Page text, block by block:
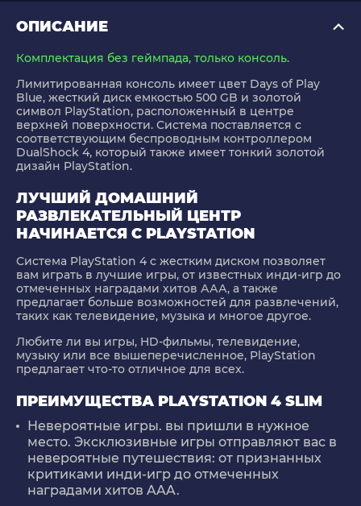
ОПИСАНИЕ
Комплектация без геймпада, только консоль.
Лимитированная консоль имеет цвет Days of Play
Blue, жесткий диск емкостью 500 GB и золотой
символ PlayStation, расположенный в центре
верхней поверхности. Система поставляется с
соответствующим беспроводным контроллером
DualShock 4, который также имеет тонкий золотой
дизайн PlayStation.
ЛУЧШИЙ ДОМАШНИЙ
РАЗВЛЕКАТЕЛЬНЫЙ ЦЕНТР
НАЧИНАЕТСЯ С PLAYSTATION
Система PlayStation 4 с жестким диском позволяет
вам играть в лучшие игры, от известных инди-игр до
отмеченных наградами хитов ААА, а также
предлагает больше возможностей для развлечений,
таких как телевидение, музыка и многое другое.
Любите ли вы игры, HD-фильмы, телевидение,
музыку или все вышеперечисленное, PlayStation
предлагает что-то отличное для всех.
ПРЕИМУЩЕСТВА PLAYSTATION 4 SLIM
Невероятные игры. вы пришли в нужное
место. Эксклюзивные игры отправляют вас в
невероятные путешествия: от признанных
критиками инди-игр до отмеченных
наградами хитов AAA.